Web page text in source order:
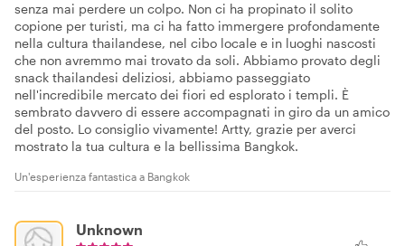
senza mai perdere un colpo. Non ci ha propinato il solito
copione per turisti, ma ci ha fatto immergere profondamente
nella cultura thailandese, nel cibo locale e in luoghi nascosti
che non avremmo mai trovato da soli. Abbiamo provato degli
snack thailandesi deliziosi, abbiamo passeggiato
nell'incredibile mercato dei fiori ed esplorato i templi. È
sembrato davvero di essere accompagnati in giro da un amico
del posto. Lo consiglio vivamente! Artty, grazie per averci
mostrato la tua cultura e la bellissima Bangkok.
Un'esperienza fantastica a Bangkok
Unknown